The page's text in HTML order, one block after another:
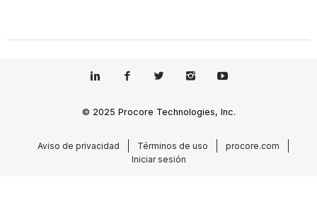
© 2025 Procore Technologies, Inc.
Aviso de privacidad Términos de uso
procore.com
Iniciar sesión